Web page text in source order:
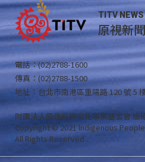
TITV NEWS
原視新
電話：(02)2788-1600
傳真：(02)2788-1500
地址：台北市南港區重陽路 120 號 5
財團法人原住民族文化事業基金會 版
Copyright © 2021 Indigenous
All Rights Reserved .